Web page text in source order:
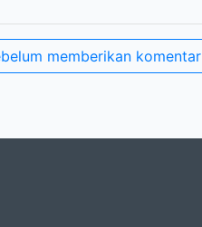
memberikan komentar